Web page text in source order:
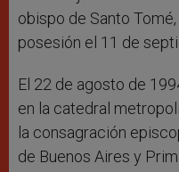
obispo de Santo
posesión el 11 de
El 22 de agosto de
en la catedral
la consagración
de Buenos Aires y